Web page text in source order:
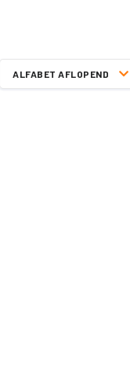
ALFABET AFLOPEND